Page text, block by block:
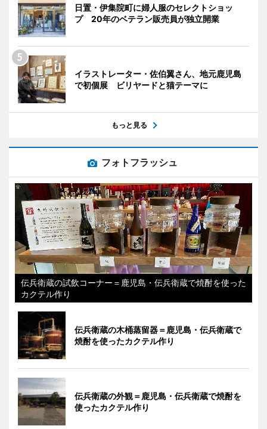
日置・伊集院町に婦人服のセレクトショッ
プ 20年のベテラン販売員が独立開業
イラストレーター・佐伯翼さん、地元鹿児島
で初個展 ビリヤードと猫テーマに
もっと見る
フォトフラッシュ
伝兵衛蔵の試飲コーナー＝鹿児島・伝兵衛蔵で焼酎を使った
カクテル作り
伝兵衛蔵の木桶蒸留器＝鹿児島・伝兵衛蔵で
焼酎を使ったカクテル作り
伝兵衛蔵の外観＝鹿児島・伝兵衛蔵で焼酎を
使ったカクテル作り